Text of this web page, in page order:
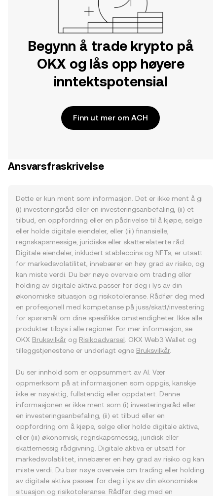
Begynn å trade krypto på
OKX og lås opp høyere
inntektspotensial
Finn ut mer om ACH
Ansvarsfraskrivelse
Dette er kun ment som informasjon. Det er ikke ment å gi
(i) investeringsråd eller en investeringsanbefaling, (ii) et
tilbud, en oppfordring eller en pådrivelse til å kjøpe, selge
eller holde digitale eiendeler, eller (iii) finansielle,
regnskapsmessige, juridiske eller skatterelaterte råd.
Digitale eiendeler, inkludert stablecoins og NFTs, er utsatt
for markedsvolatilitet, innebærer en høy grad av risiko, og
kan miste verdi. Du bør nøye overveie om trading eller
holding av digitale aktiva passer for deg i lys av din
økonomiske situasjon og risikotoleranse. Rådfør deg med
en profesjonell med kompetanse på juss/skatt/investering
for spørsmål om dine spesifikke omstendigheter. Ikke alle
produkter tilbys i alle regioner. For mer informasjon, se
OKX Bruksvilkår og Risikoadvarsel . OKX Web3 Wallet og
tilleggstjenestene er underlagt egne Bruksvilkår.
Du ser innhold som er oppsummert av AI. Vær
oppmerksom på at informasjonen som oppgis, kanskje
ikke er nøyaktig, fullstendig eller oppdatert. Denne
informasjonen er ikke ment som (i) investeringsråd eller
en investeringsanbefaling, (ii) et tilbud eller en
oppfordring om å kjøpe, selge eller holde digitale aktiva,
eller (iii) økonomisk, regnskapsmessig, juridisk eller
skattemessig rådgivning. Digitale aktiva er utsatt for
markedsvolatilitet, innebærer en høy grad av risiko og kan
miste verdi. Du bør nøye overveie om trading eller holding
av digitale aktiva passer for deg i lys av din økonomiske
situasjon og risikotoleranse. Rådfør deg med en